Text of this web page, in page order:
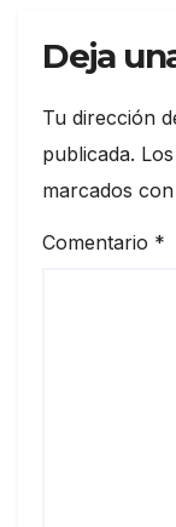
Deja
Tu dirección
publicada.
marcados con
Comentario *